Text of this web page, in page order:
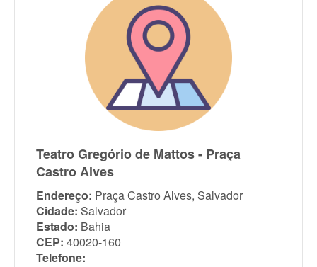
Teatro Gregório de Mattos - Praça
Castro Alves
Endereço: Praça Castro Alves, Salvador
Cidade: Salvador
Estado: Bahia
CEP: 40020-160
Telefone: